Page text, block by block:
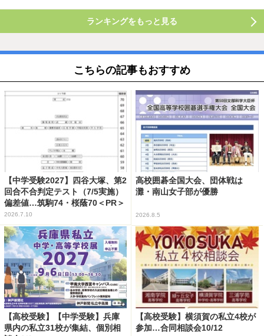
ランキングをもっと見る
こちらの記事もおすすめ
【中学受験2027】四谷大塚、第2
回合不合判定テスト（7/5実施）
偏差値…筑駒74・桜蔭70＜PR＞
2026.7.10
高校囲碁全国大会、団体戦は
灘・南山女子部が優勝
2026.8.5
【高校受験】【中学受験】兵庫
県内の私立31校が集結、個別相
【高校受験】横須賀の私立4校が
参加…合同相談会10/12